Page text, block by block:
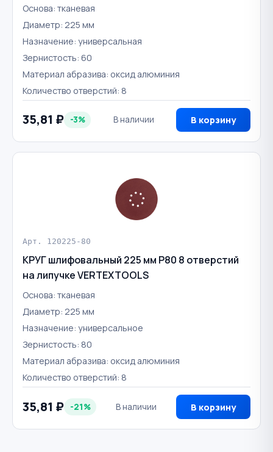
Основа: тканевая
Диаметр: 225 мм
Назначение: универсальная
Зернистость: 60
Материал абразива: оксид алюминия
Количество отверстий: 8
35,81 ₽ -3% В наличии В корзину
Арт. 120225-80
КРУГ шлифовальный 225 мм Р80 8 отверстий
на липучке VERTEXTOOLS
Основа: тканевая
Диаметр: 225 мм
Назначение: универсальное
Зернистость: 80
Материал абразива: оксид алюминия
Количество отверстий: 8
35,81 ₽ -21% В наличии В корзину